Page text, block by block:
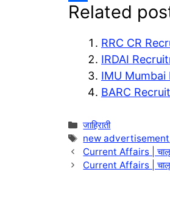
e
a
o
k
S
Related
RRC CR
IRDAI
IMU Mumbai
BARC
Categories
जाहिराती
Tags
new advertisement
Current Affairs | चालू
Current Affairs | चालू